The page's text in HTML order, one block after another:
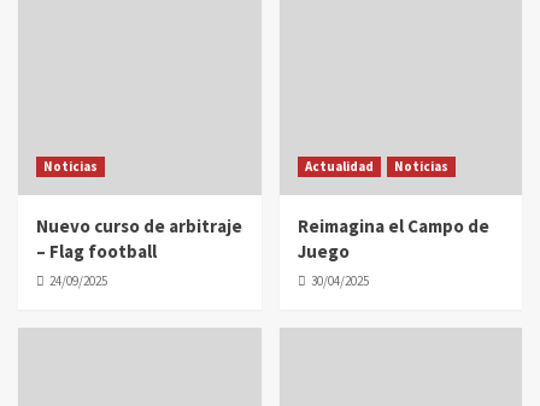
Noticias
Nuevo curso de arbitraje
– Flag football
24/09/2025
Actualidad Noticias
Reimagina el Campo de
Juego
30/04/2025